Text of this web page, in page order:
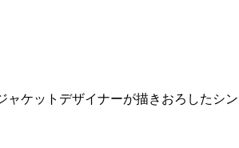
ャケットデザイナーが描きおろしたシ